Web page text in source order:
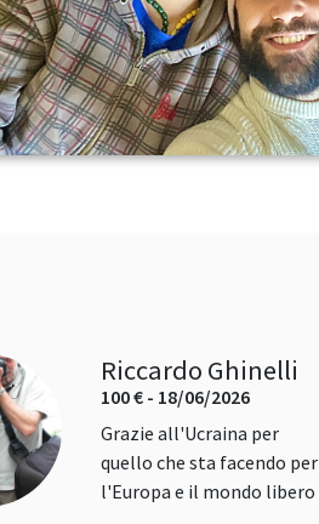
Riccardo Ghinelli
100 € - 18/06/2026
Grazie all'Ucraina per
quello che sta facendo per
l'Europa e il mondo libero